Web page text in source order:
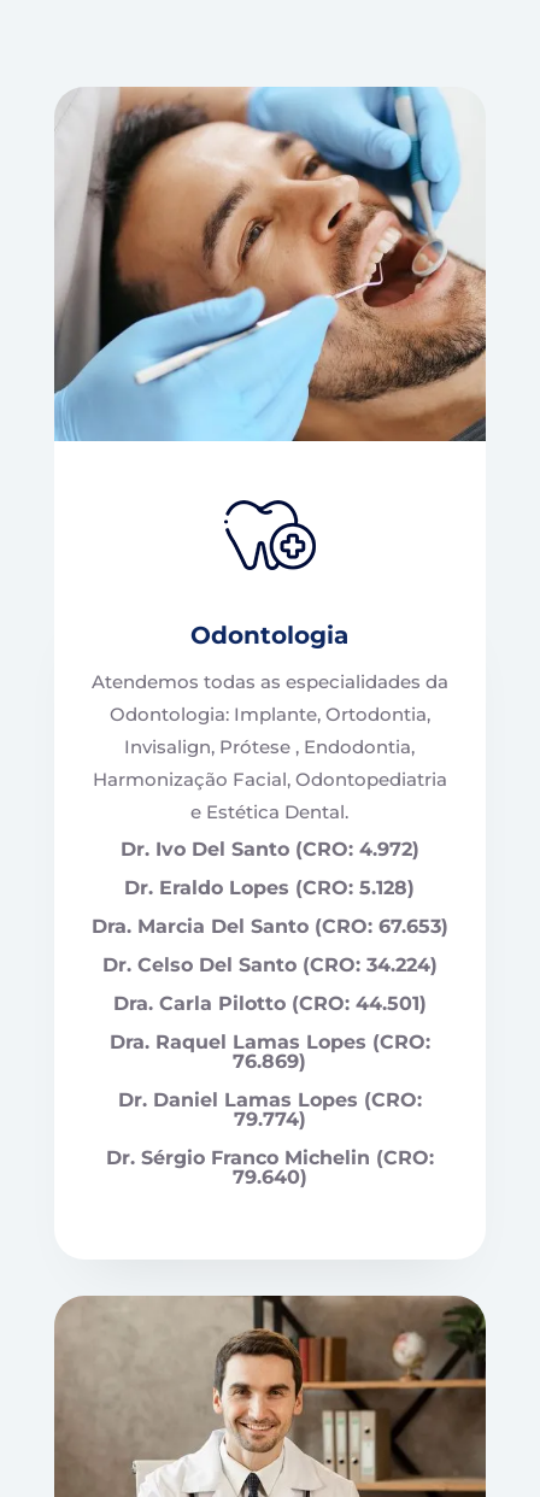
Odontologia
Atendemos todas as especialidades da
Odontologia: Implante, Ortodontia,
Invisalign, Prótese , Endodontia,
Harmonização Facial, Odontopediatria
e Estética Dental.
Dr. Ivo Del Santo (CRO: 4.972)
Dr. Eraldo Lopes (CRO: 5.128)
Dra. Marcia Del Santo (CRO: 67.653)
Dr. Celso Del Santo (CRO: 34.224)
Dra. Carla Pilotto (CRO: 44.501)
Dra. Raquel Lamas Lopes (CRO:
76.869)
Dr. Daniel Lamas Lopes (CRO:
79.774)
Dr. Sérgio Franco Michelin (CRO:
79.640)